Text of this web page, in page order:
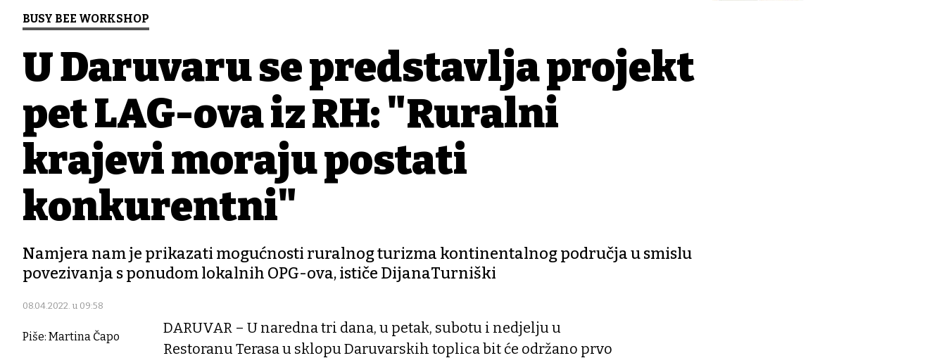
BUSY BEE WORKSHOP
U Daruvaru se predstavlja projekt
pet LAG-ova iz RH: "Ruralni
krajevi moraju postati
konkurentni"
Namjera nam je prikazati mogućnosti ruralnog turizma kontinentalnog područja u smislu
povezivanja s ponudom lokalnih OPG-ova, ističe DijanaTurniški
08.04.2022. u 09:58
Piše: Martina Čapo
DARUVAR – U naredna tri dana, u petak, subotu i nedjelju u
Restoranu Terasa u sklopu Daruvarskih toplica bit će održano prvo